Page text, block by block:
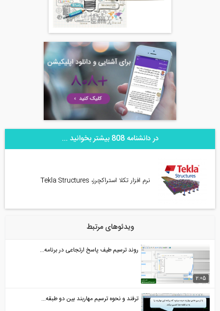
در دانشنامه 808 بیشتر بخوانید ...
نرم افزار تکلا استراکچرز، Tekla Structures
ویدئوهای مرتبط
2:05
روند ترسیم طیف پاسخ ارتجاعی در برنامه...
ترفند و نحوه ترسیم مهاربند بین دو طبقه...